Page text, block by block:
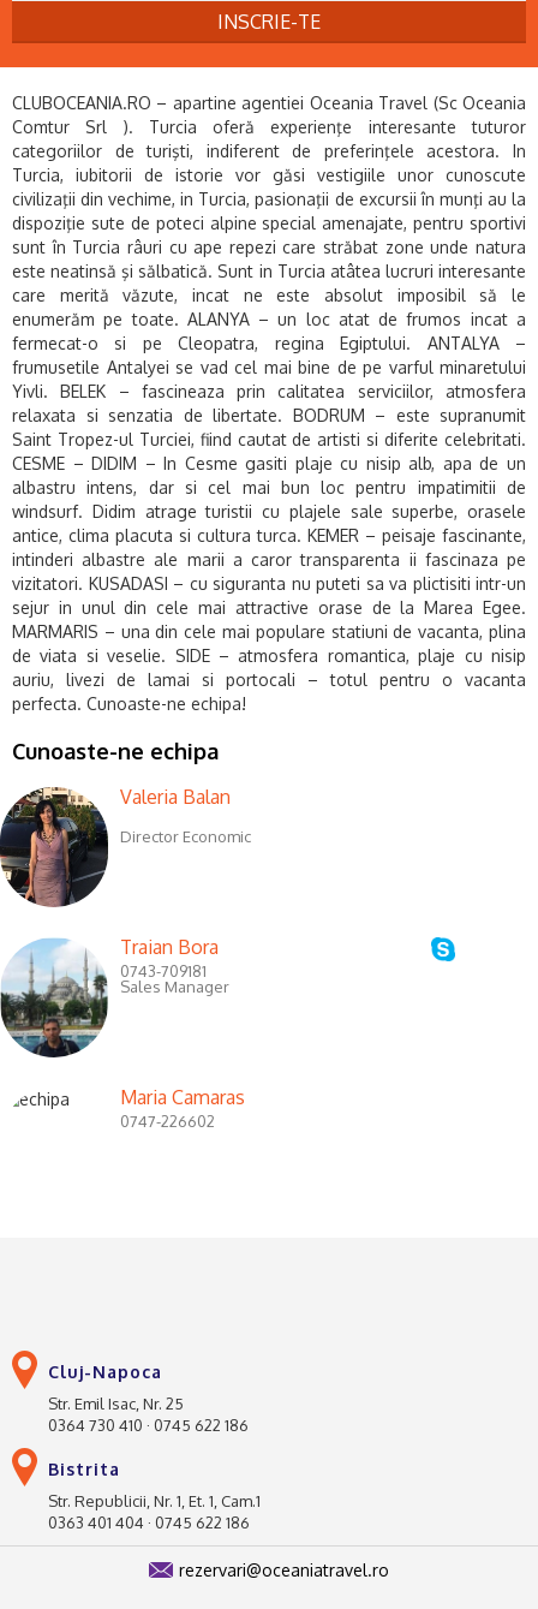
INSCRIE-TE
CLUBOCEANIA.RO – apartine agentiei Oceania Travel (Sc Oceania
Comtur Srl ). Turcia oferă experienţe interesante tuturor
categoriilor de turişti, indiferent de preferinţele acestora. In
Turcia, iubitorii de istorie vor găsi vestigiile unor cunoscute
civilizaţii din vechime, in Turcia, pasionaţii de excursii în munţi au la
dispoziţie sute de poteci alpine special amenajate, pentru sportivi
sunt în Turcia râuri cu ape repezi care străbat zone unde natura
este neatinsă şi sălbatică. Sunt in Turcia atâtea lucruri interesante
care merită văzute, incat ne este absolut imposibil să le
enumerăm pe toate. ALANYA – un loc atat de frumos incat a
fermecat-o si pe Cleopatra, regina Egiptului. ANTALYA –
frumusetile Antalyei se vad cel mai bine de pe varful minaretului
Yivli. BELEK – fascineaza prin calitatea serviciilor, atmosfera
relaxata si senzatia de libertate. BODRUM – este supranumit
Saint Tropez-ul Turciei, fiind cautat de artisti si diferite celebritati.
CESME – DIDIM – In Cesme gasiti plaje cu nisip alb, apa de un
albastru intens, dar si cel mai bun loc pentru impatimitii de
windsurf. Didim atrage turistii cu plajele sale superbe, orasele
antice, clima placuta si cultura turca. KEMER – peisaje fascinante,
intinderi albastre ale marii a caror transparenta ii fascinaza pe
vizitatori. KUSADASI – cu siguranta nu puteti sa va plictisiti intr-un
sejur in unul din cele mai attractive orase de la Marea Egee.
MARMARIS – una din cele mai populare statiuni de vacanta, plina
de viata si veselie. SIDE – atmosfera romantica, plaje cu nisip
auriu, livezi de lamai si portocali – totul pentru o vacanta
perfecta. Cunoaste-ne echipa!
Cunoaste-ne echipa
Valeria Balan
Director Economic
Traian Bora
0743-709181
Sales Manager
Maria Camaras
0747-226602
Cluj-Napoca
Str. Emil Isac, Nr. 25
0364 730 410 · 0745 622 186
Bistrita
Str. Republicii, Nr. 1, Et. 1, Cam.1
0363 401 404 · 0745 622 186
rezervari@oceaniatravel.ro